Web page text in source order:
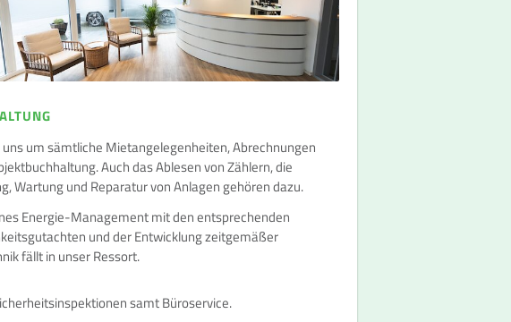
um sämtliche Mietangelegenheiten, Abrechnungen
Auch das Ablesen von Zählern, die
Wartung und Reparatur von Anlagen gehören dazu.
Energie-Management mit den entsprechenden
und der Entwicklung zeitgemäßer
fällt in unser Ressort.
samt Büroservice.